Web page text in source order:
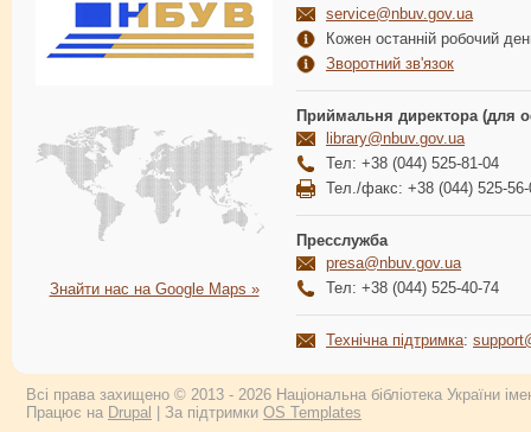
Знайти нас на Google Maps »
service@nbuv.gov.ua
Кожен останній робочий
Зворотний зв'язок
Приймальня директора (для
library@nbuv.gov.ua
Тел: +38 (044) 525-81-04
Тел./факс: +38 (044) 525-56-
Пресслужба
presa@nbuv.gov.ua
Тел: +38 (044) 525-40-74
Технічна підтримка:
Всі права захищено © 2013 - 2026 Національна бібліотека України
Працює на Drupal | За підтримки OS Templates